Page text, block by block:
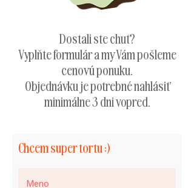
Dostali ste chuť?
Vyplňte formulár a my Vám pošleme
cenovú ponuku.
Objednávku je potrebné nahlásiť
minimálne 3 dni vopred.
Chcem super tortu :)